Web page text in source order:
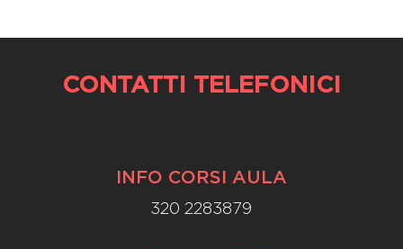
CONTATTI TELEFONICI
INFO CORSI AULA
320 2283879